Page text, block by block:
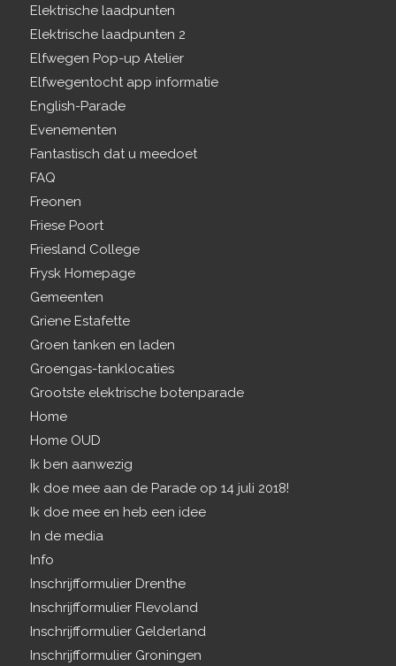
Elektrische laadpunten
Elektrische laadpunten 2
Elfwegen Pop-up Atelier
Elfwegentocht app informatie
English-Parade
Evenementen
Fantastisch dat u meedoet
FAQ
Freonen
Friese Poort
Friesland College
Frysk Homepage
Gemeenten
Griene Estafette
Groen tanken en laden
Groengas-tanklocaties
Grootste elektrische botenparade
Home
Home OUD
Ik ben aanwezig
Ik doe mee aan de Parade op 14 juli 2018!
Ik doe mee en heb een idee
In de media
Info
Inschrijfformulier Drenthe
Inschrijfformulier Flevoland
Inschrijfformulier Gelderland
Inschrijfformulier Groningen